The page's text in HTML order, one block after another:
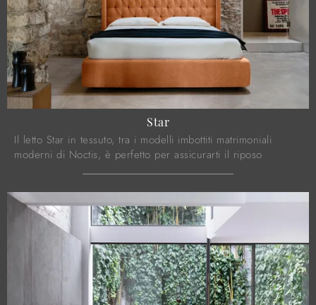
Star
Il letto Star in tessuto, tra i modelli imbottiti matrimoniali
moderni di Noctis, è perfetto per assicurarti il riposo